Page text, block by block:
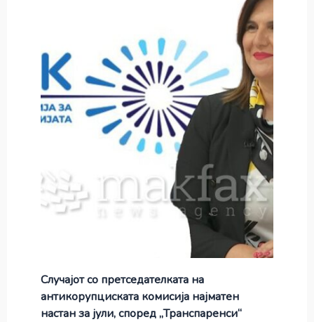
Случајот со претседателката на
антикорупциската комисија најматен
настан за јули, според „Транспаренси“